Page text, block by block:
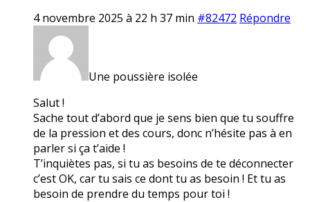
4 novembre 2025 à 22 h 37 min #82472 Répondre
Une poussière isolée
Salut !
Sache tout d’abord que je sens bien que tu souffre
de la pression et des cours, donc n’hésite pas à en
parler si ça t’aide !
T’inquiètes pas, si tu as besoins de te déconnecter
c’est OK, car tu sais ce dont tu as besoin ! Et tu as
besoin de prendre du temps pour toi !